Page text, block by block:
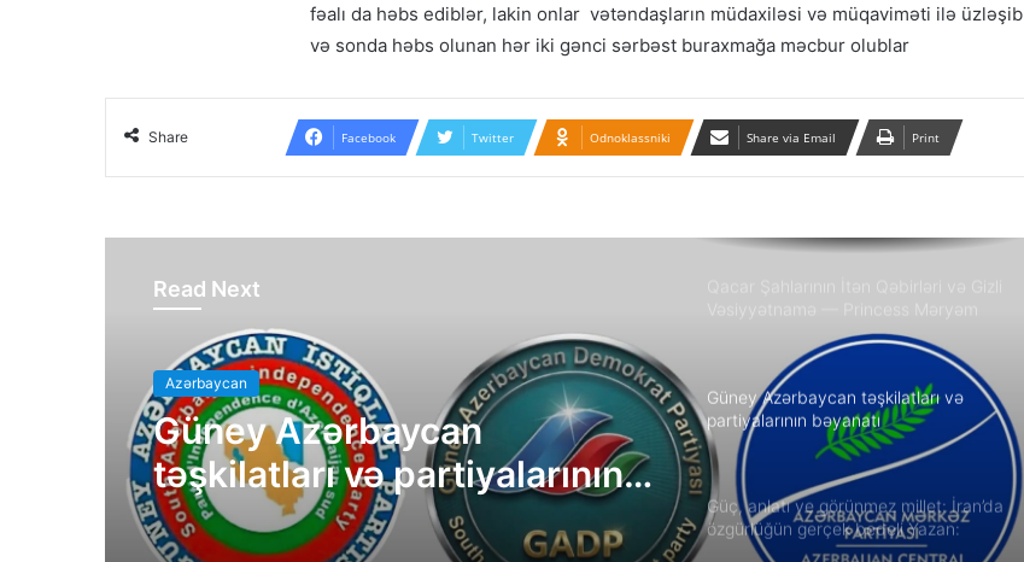
fəalı da həbs ediblər, lakin onlar vətəndaşların müdaxiləsi və müqaviməti ilə üzləşib
və sonda həbs olunan hər iki gənci sərbəst buraxmağa məcbur olublar
Share Facebook Twitter Odnoklassniki Share via Email Print
Read Next
Azərbaycan
Güney Azərbaycan
təşkilatları və partiyalarının
bəyanatı
Azərbaycanlı məhbuslar Evin
Fəruqi Qacar ilə Özəl Müsahibə
Güney Azərbaycan təşkilatları və
partiyalarının bəyanatı
Güç, anlatı ve görünmez millet: İran’da
özgürlüğün gerçek bedeli Yazan:
Ekber Lekestani | İranlı–Amerikalı